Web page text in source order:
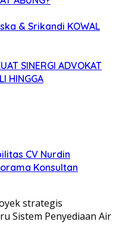
& Srikandi KOWAL
SINERGI ADVOKAT
HINGGA
CV Nurdin
Konsultan
strategis
Sistem Penyediaan Air